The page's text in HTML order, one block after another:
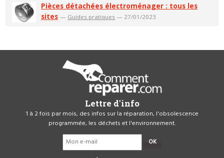
Pièces détachées électroménager : tous les
sites — Guides pratiques — 27/01/2023
Lettre d'info
1 à 2 fois par mois, des infos sur la réparation, l'obsolescence
programmée, les déchets et l'environnement.
OK